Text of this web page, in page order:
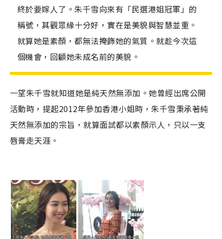
終於要嫁人了。朱千雪向來有「民選港姐冠軍」的
稱號，其觀眾緣十分好，實在是美貌與智慧並重。
就算她是素顏，都無法掩飾她的氣質。就趁今次這
個機會，回顧她未成名前的美貌。
一望朱千雪就知道她是純天然無添加。她曾經出席公開
活動時，提起2012年參加香港小姐時，朱千雪秉承著純
天然無添加的宗旨，就算面試都以素顏示人，只以一支
唇膏走天涯。